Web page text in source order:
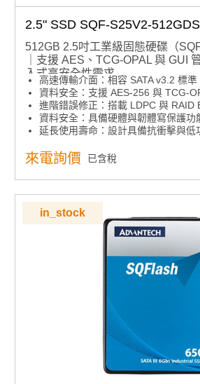
2.5" SSD SQF-S25V2-
512GB 2.5吋工業級固態硬碟（
｜支援 AES、TCG-OPAL 與 GUI
入式高安全性需求
高速傳輸介面：相容 SATA v3.2 標
資料安全：支援 AES-256 與 TCG-
進階錯誤修正：搭載 LDPC 與 RAID
資料安全：具備硬體與韌體寫保護功
延長使用壽命：設計具備抗衝擊與低
產品諮詢服務：規格諮詢 / 案場規劃
來電詢價 已含稅
in_stock